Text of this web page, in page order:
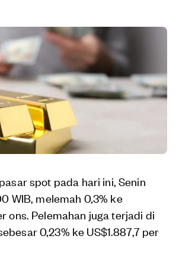
spot pada hari ini, Senin
WIB, melemah 0,3% ke
ons. Pelemahan juga terjadi di
0,23% ke US$1.887,7 per